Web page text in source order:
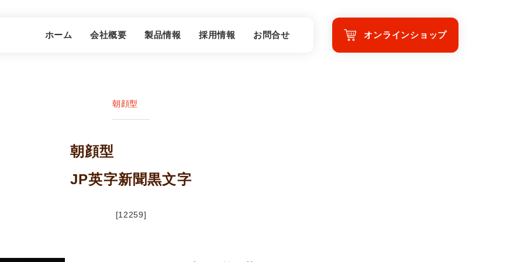
レイン株式会社
ホーム 会社概要 製品情報 採用情報 お問合せ オンラインショップ
朝顔型
朝顔型
JP英字新聞黒文字
[12259]